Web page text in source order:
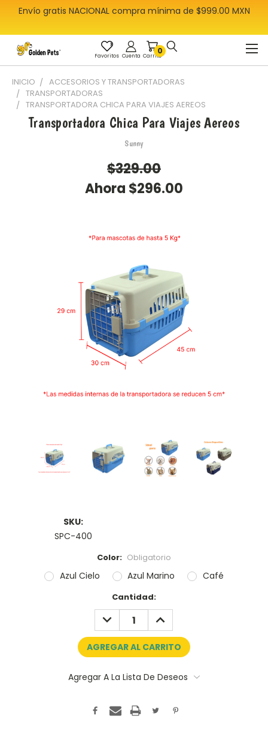
Envío gratis NACIONAL compra mínima de $999.00 MXN
Favoritos 0
Carrito
Cuenta
INICIO
ACCESORIOS Y TRANSPORTADORAS
TRANSPORTADORAS
TRANSPORTADORA CHICA PARA VIAJES AEREOS
Transportadora Chica Para Viajes Aereos
Sunny
$329.00
Ahora $296.00
SKU:
SPC-400
Color: Obligatorio
Azul Cielo Azul Marino Café
Cantidad:
RESTAR: AÑADIR:
Agregar A La Lista De Deseos